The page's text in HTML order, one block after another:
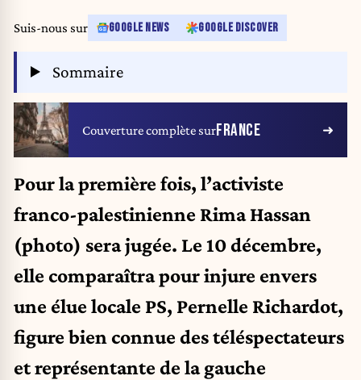
Suis-nous sur GOOGLE NEWS GOOGLE DISCOVER
Sommaire
Couverture complète surFRANCE
Pour la première fois, l’activiste
franco-palestinienne Rima Hassan
(photo) sera jugée. Le 10 décembre,
elle comparaîtra pour injure envers
une élue locale PS, Pernelle Richardot,
figure bien connue des téléspectateurs
et représentante de la gauche